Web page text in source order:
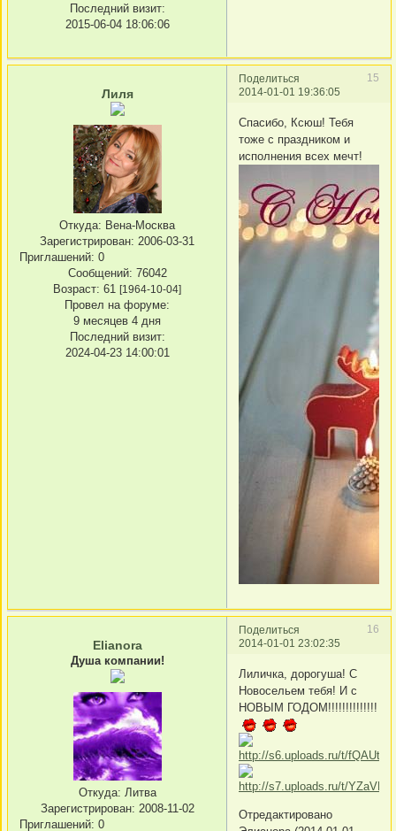
Последний визит:
2015-06-04 18:06:06
Поделиться
15
2014-01-01 19:36:05
Лиля
Откуда: Вена-Москва
Зарегистрирован: 2006-03-31
Приглашений: 0
Сообщений: 76042
Возраст: 61 [1964-10-04]
Провел на форуме:
9 месяцев 4 дня
Последний визит:
2024-04-23 14:00:01
Спасибо, Ксюш! Тебя
тоже с праздником и
исполнения всех мечт!
Поделиться
16
2014-01-01 23:02:35
Elianora
Душа компании!
Откуда: Литва
Зарегистрирован: 2008-11-02
Приглашений: 0
Лиличка, дорогуша! С
Новосельем тебя! И с
НОВЫМ ГОДОМ!!!!!!!!!!!!!!
Отредактировано